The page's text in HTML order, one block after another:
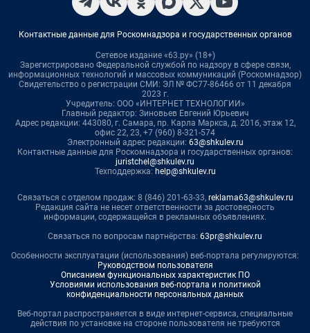
Контактные данные для Роскомнадзора и государственных органов
Сетевое издание «63.ру» (18+)
Зарегистрировано Федеральной службой по надзору в сфере связи,
информационных технологий и массовых коммуникаций (Роскомнадзор)
Свидетельство о регистрации СМИ: ЭЛ № ФС77-86466 от 11 декабря
2023 г.
Учредитель: ООО «ИНТЕРНЕТ ТЕХНОЛОГИИ»
Главный редактор: Зиновьев Евгений Юрьевич
Адрес редакции: 443080, г. Самара, пр. Карла Маркса, д. 201б, этаж 12,
офис 22, 23, +7 (960) 8-321-574
Электронный адрес редакции: 63@shkulev.ru
Контактные данные для Роскомнадзора и государственных органов:
juristchel@shkulev.ru
Техподдержка: help@shkulev.ru
Связаться с отделом продаж: 8 (846) 201-63-33, reklama63@shkulev.ru
Редакция сайта не несет ответственности за достоверность
информации, содержащейся в рекламных объявлениях.
Связаться по вопросам партнёрства: 63pr@shkulev.ru
Особенности эксплуатации (использования) веб-портала регулируются:
Руководством пользователя
Описанием функциональных характеристик ПО
Условиями использования веб-портала и политикой
конфиденциальности персональных данных
Веб-портал распространяется в виде интернет-сервиса, специальные
действия по установке на стороне пользователя не требуются